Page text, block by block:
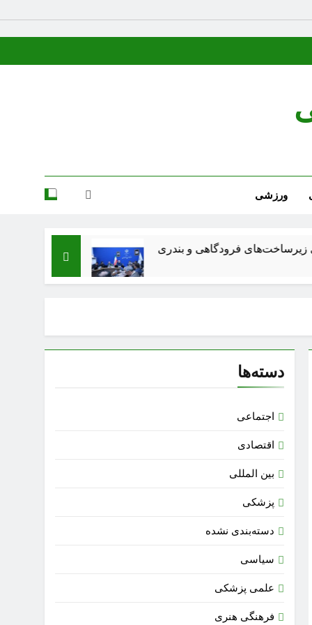
ورزشی
و بندری
شعر عقاب از پرویز ناتل خانلری
3 هفته Ago
دسته‌ها
اجتماعی
اقتصادی
بین المللی
پزشکی
دسته‌بندی نشده
سیاسی
علمی پزشکی
فرهنگی هنری